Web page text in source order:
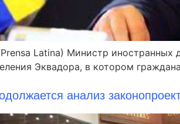
Latina) Министр иностранных
Эквадора, в котором
анализ